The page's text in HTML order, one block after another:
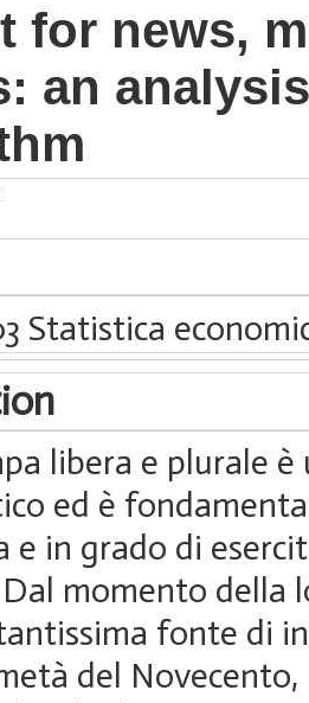
for news,
an
Statistica
libera e plurale
ed è
e in grado di
momento della
fonte di
del